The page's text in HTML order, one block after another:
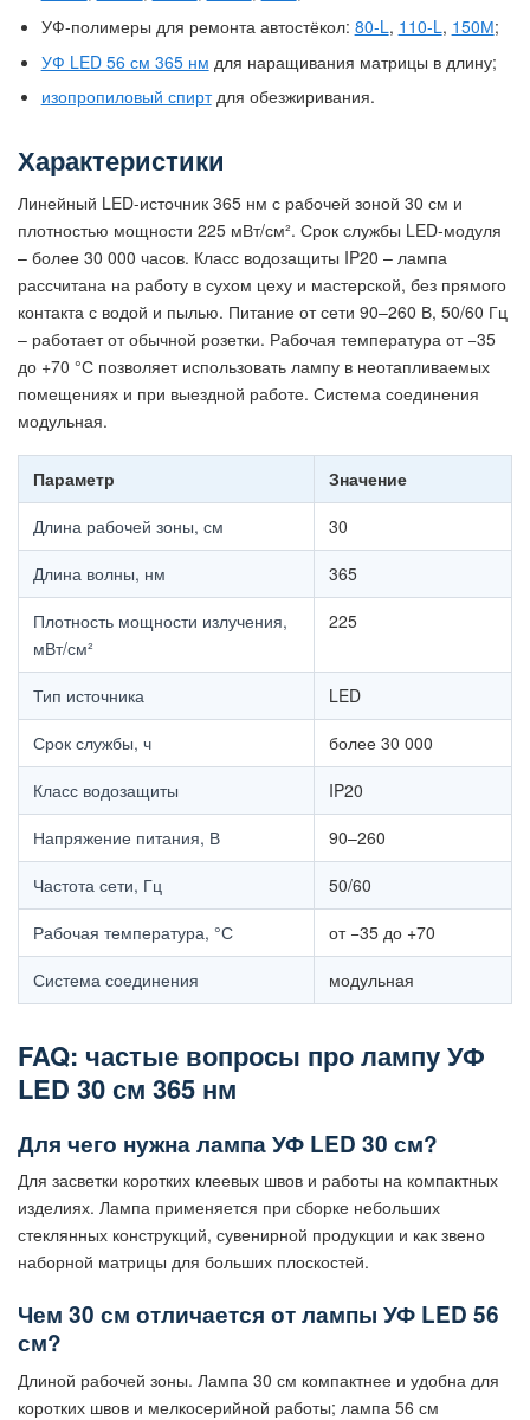
УФ-полимеры для ремонта автостёкол: 80-L, 110-L, 150М;
УФ LED 56 см 365 нм для наращивания матрицы в длину;
изопропиловый спиртдля обезжиривания.
Характеристики
Линейный LED-источник 365 нм с рабочей зоной 30 см и
плотностью мощности 225 мВт/см². Срок службы LED-модуля
– более 30 000 часов. Класс водозащиты IP20 – лампа
рассчитана на работу в сухом цеху и мастерской, без прямого
контакта с водой и пылью. Питание от сети 90–260 В, 50/60 Гц
– работает от обычной розетки. Рабочая температура от −35
до +70 °С позволяет использовать лампу в неотапливаемых
помещениях и при выездной работе. Система соединения
модульная.
Параметр
Значение
Длина рабочей зоны, см
30
Длина волны, нм
365
Плотность мощности излучения,
мВт/см²
225
Тип источника
LED
Срок службы, ч
более 30 000
Класс водозащиты
IP20
Напряжение питания, В
90–260
Частота сети, Гц
50/60
Рабочая температура, °С
от −35 до +70
Система соединения
модульная
FAQ: частые вопросы про лампу УФ
LED 30 см 365 нм
Для чего нужна лампа УФ LED 30 см?
Для засветки коротких клеевых швов и работы на компактных
изделиях. Лампа применяется при сборке небольших
стеклянных конструкций, сувенирной продукции и как звено
наборной матрицы для больших плоскостей.
Чем 30 см отличается от лампы УФ LED 56
см?
Длиной рабочей зоны. Лампа 30 см компактнее и удобна для
коротких швов и мелкосерийной работы; лампа 56 см